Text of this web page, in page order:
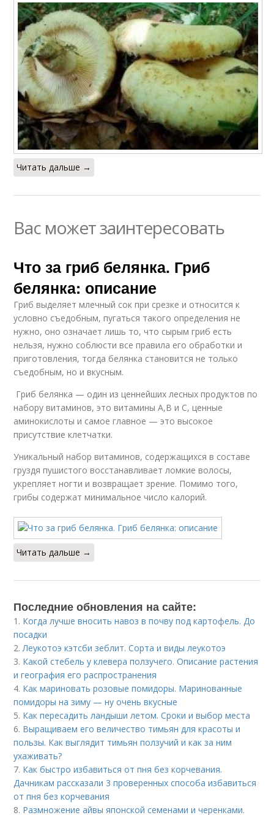
Читать дальше →
Вас может заинтересовать
Что за гриб белянка. Гриб
белянка: описание
Гриб выделяет млечный сок при срезке и относится к
условно съедобным, пугаться такого определения не
нужно, оно означает лишь то, что сырым гриб есть
нельзя, нужно соблюсти все правила его обработки и
приготовления, тогда белянка становится не только
съедобным, но и вкусным.
Гриб белянка — один из ценнейших лесных продуктов по
набору витаминов, это витамины А,В и С, ценные
аминокислоты и самое главное — это высокое
присутствие клетчатки.
Уникальный набор витаминов, содержащихся в составе
груздя пушистого восстанавливает ломкие волосы,
укрепляет ногти и возвращает зрение. Помимо того,
грибы содержат минимальное число калорий.
Читать дальше →
Последние обновления на сайте:
1. Когда лучше вносить навоз в почву под картофель. До
посадки
2.Леукотоэ кэтсби зеблит. Сорта и виды леукотоэ
3. Какой стебель у клевера ползучего. Описание растения
и география его распространения
4. Как мариновать розовые помидоры. Маринованные
помидоры на зиму — ну очень вкусные
5. Как пересадить ландыши летом. Сроки и выбор места
6. Выращиваем его величество тимьян для красоты и
пользы. Как выглядит тимьян ползучий и как за ним
ухаживать?
7. Как быстро избавиться от пня без корчевания.
Дачникам рассказали 3 проверенных способа избавиться
от пня без корчевания
8. Размножение айвы японской семенами и черенками.